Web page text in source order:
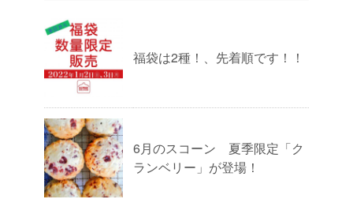
福袋は2種！、先着順です！！
6月のスコーン 夏季限定「ク
ランベリー」が登場！